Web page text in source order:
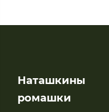
Наташкины
ромашки